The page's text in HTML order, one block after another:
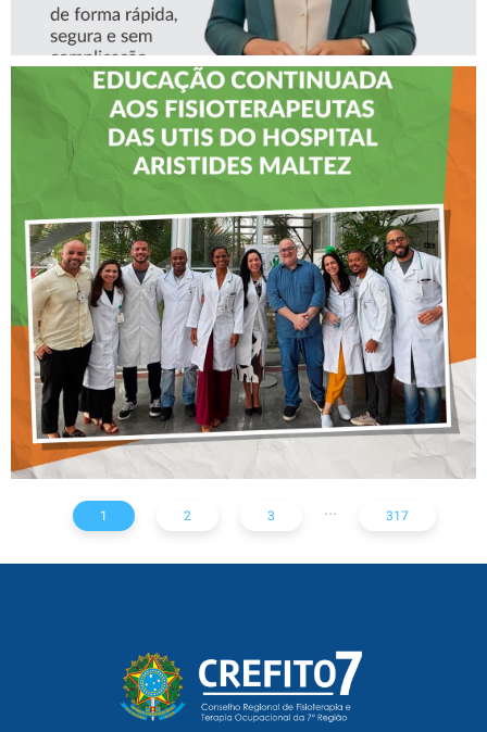
CREFITO-7 LEVA EDUCAÇÃO
CONTINUADA AOS
FISIOTERAPEUTAS DAS UTIs
DO HOSPITAL ARISTIDES
MALTEZ
1 2 3 ... 317